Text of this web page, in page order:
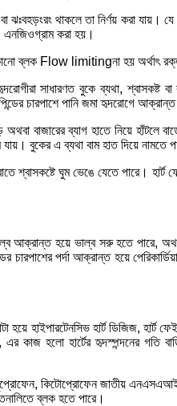
থাকলে তা নির্ণয় করা
এনজিওগ্রাম করা হয়।
Flow limitingনা হয় অর্থাৎ
সাধারণত বুকে ব্যথা,
চারপাশে পানি জমা হৃদরোগে আক্রান্ত
বাজারের ব্যাগ হাতে নিয়ে হাঁটলে
যায়। বুকের এ ব্যথা বাম হাত দিয়ে নামতে
শ্বাসকষ্টে ঘুম ভেঙে যেতে পারে।
আক্রান্ত হয়ে ভাল্ব সরু হতে পারে,
চারপাশের পর্দা আক্রান্ত হয়ে
হাইপারটেনসিভ হার্ট ডিজিজ, হার্ট
হার্টের হৃদস্পন্দনের গতি
কিটোপ্রোফেন জাতীয়
ব্লক হতে পারে।